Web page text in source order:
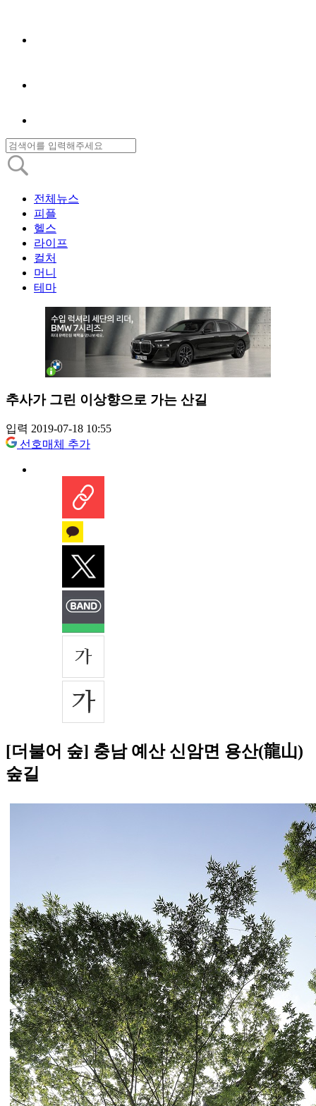
전체뉴스
피플
헬스
라이프
컬처
머니
테마
추사가 그린 이상향으로 가는 산길
입력 2019-07-18 10:55
선호매체 추가
[더불어 숲] 충남 예산 신암면 용산(龍山)
숲길